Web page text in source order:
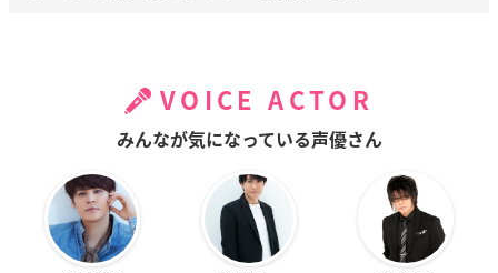
VOICE ACTOR
みんなが気になっている声優さん